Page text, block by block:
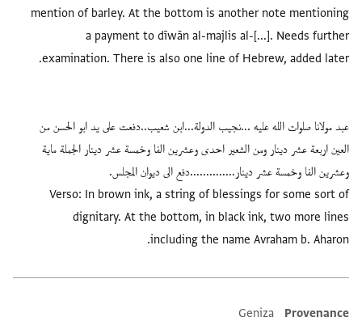
mention of barley. At the bottom is another note mentioning
a payment to dīwān al-majlis al-[...]. Needs further
عبد مولانا صلوات الله عليه ...نجيب الدولة...ابن شعيب..دفعت على يد ابو الحسن من
العين اربعة عشر دينار ومن الشعير احدى وعشرين الفا وخمسة عشر دينار الجملة ماية
Verso: In brown ink, a string of blessings for some sort of
dignitary. At the bottom, in black ink, two more lines
including the name Avraham b. Aharon.
Additional metadata
Provenance
Geniza